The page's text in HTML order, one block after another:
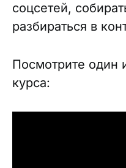
соцсетей,
разбираться в
Посмотрите один
курса: